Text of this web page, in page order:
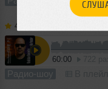
4Mal
60:00
Радио-шоу